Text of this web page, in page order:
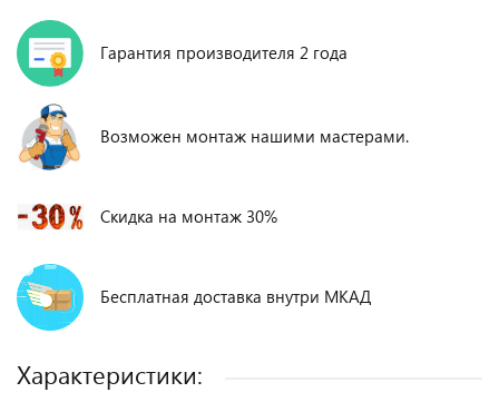
Гарантия производителя 2 года
Возможен монтаж нашими мастерами.
Скидка на монтаж 30%
Бесплатная доставка внутри МКАД
Характеристики: